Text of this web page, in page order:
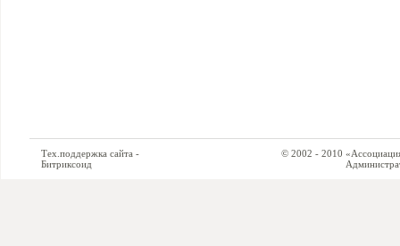
Тех.поддержка сайта -
Битриксоид
© 2002 - 2010 «Ассоциация